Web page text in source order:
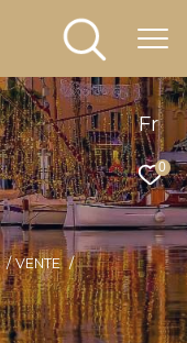
Fr
0
VENTE